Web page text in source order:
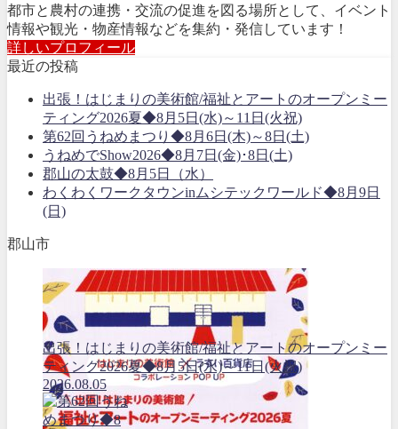
都市と農村の連携・交流の促進を図る場所として、イベント
情報や観光・物産情報などを集約・発信しています！
詳しいプロフィール
最近の投稿
出張！はじまりの美術館/福祉とアートのオープンミー
ティング2026夏◆8月5日(水)～11日(火祝)
第62回うねめまつり◆8月6日(木)～8日(土)
うねめでShow2026◆8月7日(金)･8日(土)
郡山の太鼓◆8月5日（水）
わくわくワークタウンinムシテックワールド◆8月9日
(日)
郡山市
出張！はじまりの美術館/福祉とアートのオープンミー
ティング2026夏◆8月5日(水)～11日(火祝)
2026.08.05